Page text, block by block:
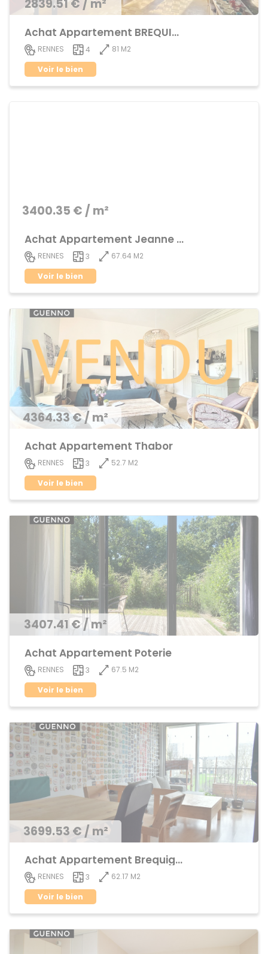
2839.51 € / m²
Achat Appartement BREQUIGNY
RENNES 4
81 M2
Voir le bien
3400.35 € / m²
Achat Appartement Jeanne d'Arc
RENNES 3
67.64 M2
Voir le bien
4364.33 € / m²
Achat Appartement Thabor
RENNES 3
52.7 M2
Voir le bien
3407.41 € / m²
Achat Appartement Poterie
RENNES 3
67.5 M2
Voir le bien
3699.53 € / m²
Achat Appartement Brequigny
RENNES 3
62.17 M2
Voir le bien